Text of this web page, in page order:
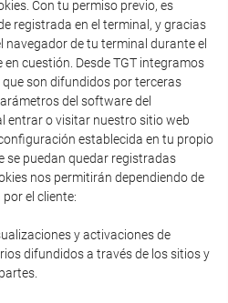
Con tu permiso previo, es
registrada en el terminal, y gracias
navegador de tu terminal durante el
en cuestión. Desde TGT integramos
son difundidos por terceras
del software del
entrar o visitar nuestro sitio web
establecida en tu propio
se puedan quedar registradas
nos permitirán dependiendo de
el cliente:
y activaciones de
difundidos a través de los sitios y